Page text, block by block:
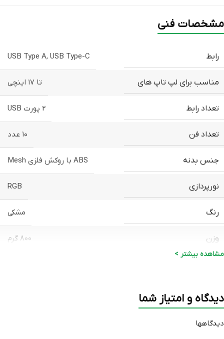
مشخصات فنی
رابط USB Type A, USB Type-C
مناسب برای لپ تاپ های تا ۱۷ اینچی
تعداد رابط 2 پورت USB
تعداد فن ۱۰ عدد
جنس بدنه ABS با روکش فلزی Mesh
نورپردازی RGB
رنگ مشکی
وزن ۸۰۰ گرم
گارانتی
مشاهده بیشتر >
دیدگاه و امتیاز شما
دیدگاهها